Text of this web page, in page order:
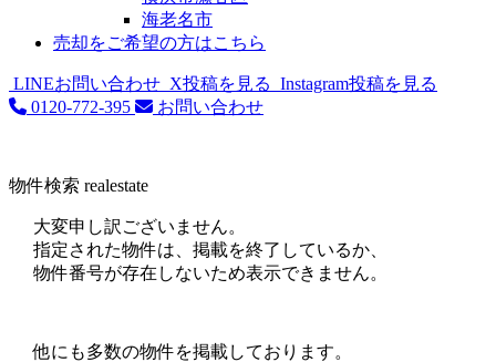
海老名市
売却をご希望の方はこちら
LINEお問い合わせ X投稿を見る Instagram投稿を見る
0120-772-395
お問い合わせ
物件検索 realestate
大変申し訳ございません。
指定された物件は、掲載を終了しているか、
物件番号が存在しないため表示できません。
他にも多数の物件を掲載しております。